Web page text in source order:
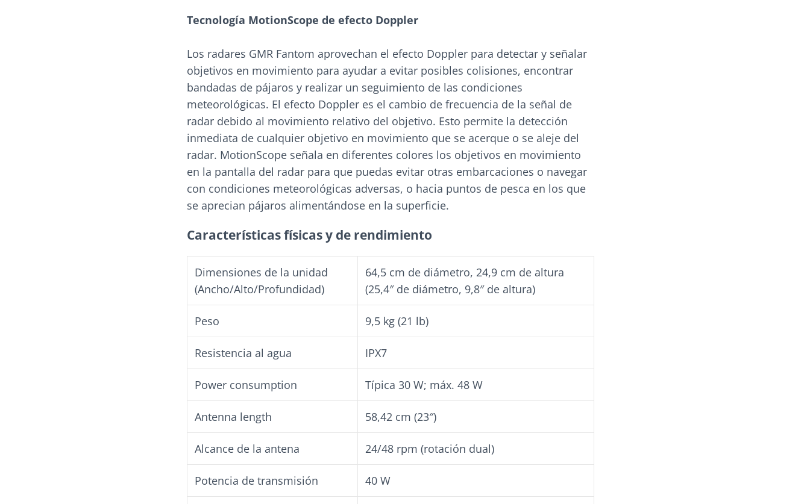
Tecnología MotionScope de efecto Doppler
Los radares GMR Fantom aprovechan el efecto Doppler para detectar y señalar
objetivos en movimiento para ayudar a evitar posibles colisiones, encontrar
bandadas de pájaros y realizar un seguimiento de las condiciones
meteorológicas. El efecto Doppler es el cambio de frecuencia de la señal de
radar debido al movimiento relativo del objetivo. Esto permite la detección
inmediata de cualquier objetivo en movimiento que se acerque o se aleje del
radar. MotionScope señala en diferentes colores los objetivos en movimiento
en la pantalla del radar para que puedas evitar otras embarcaciones o navegar
con condiciones meteorológicas adversas, o hacia puntos de pesca en los que
se aprecian pájaros alimentándose en la superficie.
Características físicas y de rendimiento
Dimensiones de la unidad
(Ancho/Alto/Profundidad)
64,5 cm de diámetro, 24,9 cm de altura
(25,4″ de diámetro, 9,8″ de altura)
Peso 9,5 kg (21 lb)
Resistencia al agua IPX7
Power consumption Típica 30 W; máx. 48 W
Antenna length 58,42 cm (23″)
Alcance de la antena 24/48 rpm (rotación dual)
Potencia de transmisión 40 W